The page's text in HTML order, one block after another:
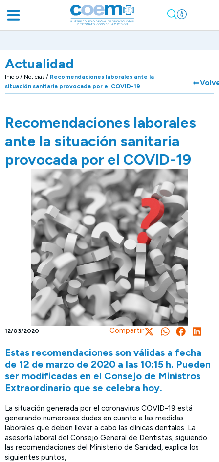
Actualidad
Inicio / Noticias / Recomendaciones laborales ante la
situación sanitaria provocada por el COVID-19
Recomendaciones laborales
ante la situación sanitaria
provocada por el COVID-19
12/03/2020 Compartir
Estas recomendaciones son válidas a fecha
de 12 de marzo de 2020 a las 10:15 h. Pueden
ser modificadas en el Consejo de Ministros
Extraordinario que se celebra hoy.
La situación generada por el coronavirus COVID-19 está
generando numerosas dudas en cuanto a las medidas
laborales que deben llevar a cabo las clínicas dentales. La
asesoría laboral del Consejo General de Dentistas, siguiendo
las recomendaciones del Ministerio de Sanidad, explica los
siguientes puntos,